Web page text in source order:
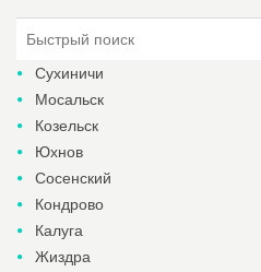
Сухиничи
Мосальск
Козельск
Юхнов
Сосенский
Кондрово
Калуга
Жиздра